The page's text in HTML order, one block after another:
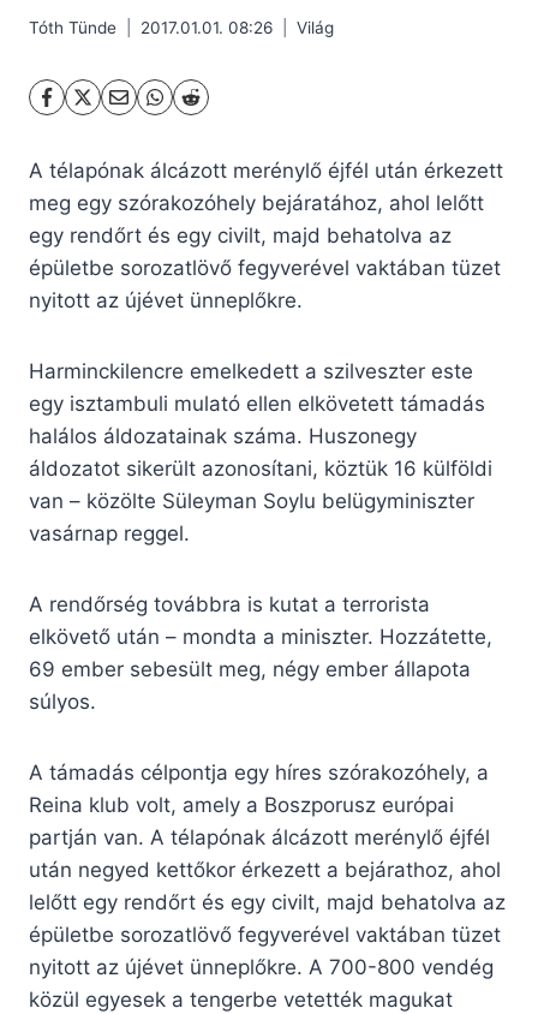
Tóth Tünde 2017.01.01. 08:26 Világ
A télapónak álcázott merénylő éjfél után érkezett
meg egy szórakozóhely bejáratához, ahol lelőtt
egy rendőrt és egy civilt, majd behatolva az
épületbe sorozatlövő fegyverével vaktában tüzet
nyitott az újévet ünneplőkre.
Harminckilencre emelkedett a szilveszter este
egy isztambuli mulató ellen elkövetett támadás
halálos áldozatainak száma. Huszonegy
áldozatot sikerült azonosítani, köztük 16 külföldi
van – közölte Süleyman Soylu belügyminiszter
vasárnap reggel.
A rendőrség továbbra is kutat a terrorista
elkövető után – mondta a miniszter. Hozzátette,
69 ember sebesült meg, négy ember állapota
súlyos.
A támadás célpontja egy híres szórakozóhely, a
Reina klub volt, amely a Boszporusz európai
partján van. A télapónak álcázott merénylő éjfél
után negyed kettőkor érkezett a bejárathoz, ahol
lelőtt egy rendőrt és egy civilt, majd behatolva az
épületbe sorozatlövő fegyverével vaktában tüzet
nyitott az újévet ünneplőkre. A 700-800 vendég
közül egyesek a tengerbe vetették magukat